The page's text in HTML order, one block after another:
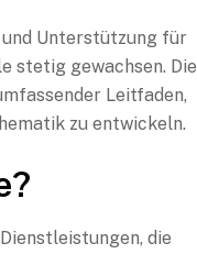
Unterstützung für
stetig gewachsen. Die
Leitfaden,
zu entwickeln.
die